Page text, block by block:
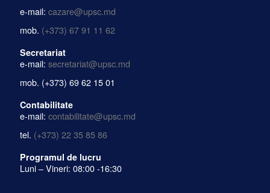
e-mail: cazare@upsc.md
mob. (+373) 67 91 11 62
Secretariat
e-mail: secretariat@upsc.md
mob. (+373) 69 62 15 01
Contabilitate
e-mail: contabilitate@upsc.md
tel. (+373) 22 35 85 86
Programul de lucru
Luni – Vineri: 08:00 -16:30